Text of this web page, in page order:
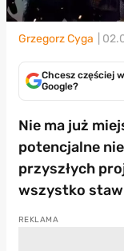
Grzegorz Cyga |
Chcesz częściej
Google?
Nie ma już
potencjalne
przyszłych
wszystko